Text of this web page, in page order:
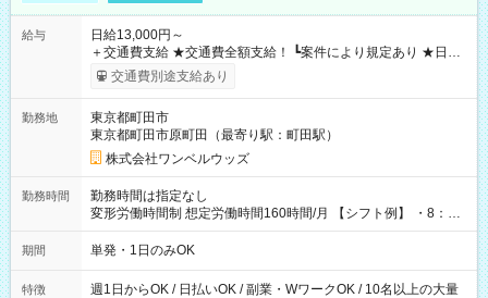
給与
日給13,000円～
＋交通費支給 ★交通費全額支給！ ┗案件により規定あり ★日払
いOK！（規定あり） ┗働いたその日に現金GET♪ お仕事後はコ
ンビニATMから 日払い分を引き落とせます！ 【試用期間】試
交通費別途支給あり
勤務地
東京都町田市
東京都町田市原町田（最寄り駅：町田駅）
株式会社ワンベルウッズ
勤務時間
勤務時間は指定なし
変形労働時間制 想定労働時間160時間/月 【シフト例】 ・8：00
～21：00
期間 単発・1日のみOK
特徴
週1日からOK / 日払いOK / 副業・WワークOK / 10名以上の大量